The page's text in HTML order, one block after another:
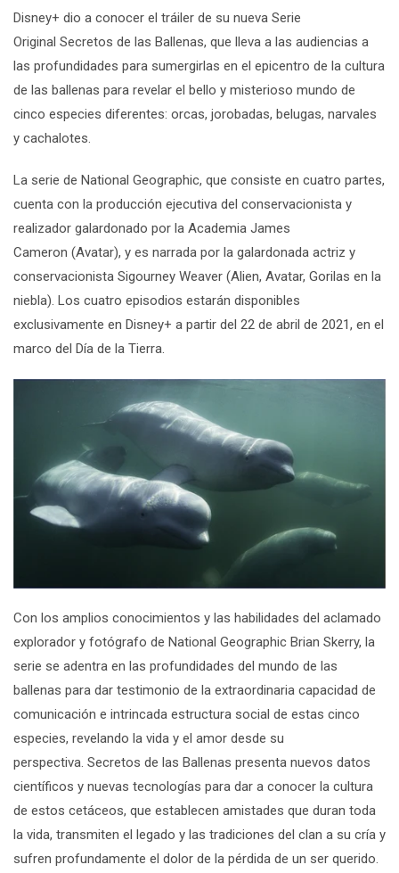
Disney+ dio a conocer el tráiler de su nueva Serie
Original Secretos de las Ballenas, que lleva a las audiencias a
las profundidades para sumergirlas en el epicentro de la cultura
de las ballenas para revelar el bello y misterioso mundo de
cinco especies diferentes: orcas, jorobadas, belugas, narvales
y cachalotes.
La serie de National Geographic, que consiste en cuatro partes,
cuenta con la producción ejecutiva del conservacionista y
realizador galardonado por la Academia James
Cameron (Avatar), y es narrada por la galardonada actriz y
conservacionista Sigourney Weaver (Alien, Avatar, Gorilas en la
niebla) . Los cuatro episodios estarán disponibles
exclusivamente en Disney+ a partir del 22 de abril de 2021, en el
marco del Día de la Tierra.
Con los amplios conocimientos y las habilidades del aclamado
explorador y fotógrafo de National Geographic Brian Skerry, la
serie se adentra en las profundidades del mundo de las
ballenas para dar testimonio de la extraordinaria capacidad de
comunicación e intrincada estructura social de estas cinco
especies, revelando la vida y el amor desde su
perspectiva. Secretos de las Ballenas presenta nuevos datos
científicos y nuevas tecnologías para dar a conocer la cultura
de estos cetáceos, que establecen amistades que duran toda
la vida, transmiten el legado y las tradiciones del clan a su cría y
sufren profundamente el dolor de la pérdida de un ser querido.